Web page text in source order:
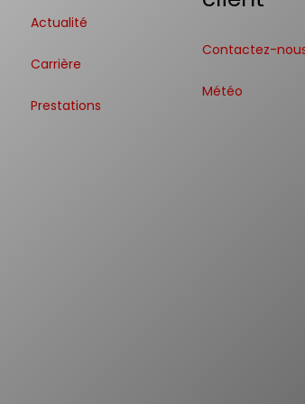
Actualité
Carrière
Prestations
Contactez-
Météo